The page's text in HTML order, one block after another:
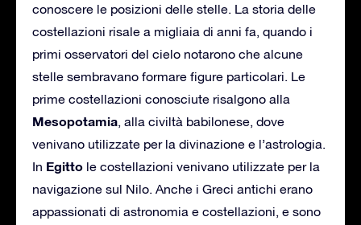
conoscere le posizioni delle stelle. La storia delle
costellazioni risale a migliaia di anni fa, quando i
primi osservatori del cielo notarono che alcune
stelle sembravano formare figure particolari. Le
prime costellazioni conosciute risalgono alla
Mesopotamia, alla civiltà babilonese, dove
venivano utilizzate per la divinazione e l’astrologia.
In Egitto le costellazioni venivano utilizzate per la
navigazione sul Nilo. Anche i Greci antichi erano
appassionati di astronomia e costellazioni, e sono